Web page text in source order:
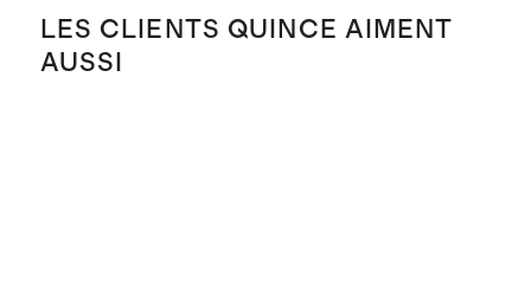
LES CLIENTS QUINCE AIMENT
AUSSI